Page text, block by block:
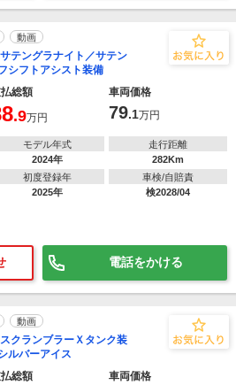
動画
テングラナイト／サテン
シフトアシスト装備
総額
車両価格
.9万円 79.1万円
モデル年式
2024年
走行距離
282Km
初度登録年
2025年
車検/自賠責
検2028/04
電話をかける
動画
クランブラーＸタンク装
ルバーアイス
総額
車両価格